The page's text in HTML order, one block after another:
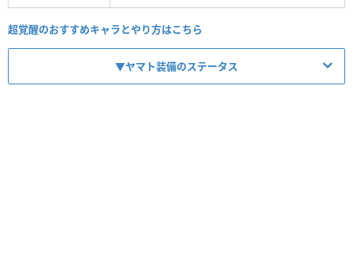
超覚醒のおすすめキャラとやり方はこちら
▼ヤマト装備のステータス